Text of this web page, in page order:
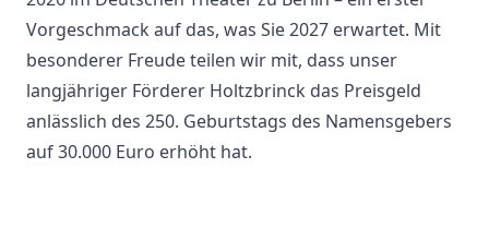
Vorgeschmack auf das, was Sie 2027 erwartet. Mit
besonderer Freude teilen wir mit, dass unser
langjähriger Förderer Holtzbrinck das Preisgeld
anlässlich des 250. Geburtstags des Namensgebers
auf 30.000 Euro erhöht hat.